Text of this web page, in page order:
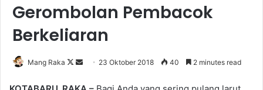
Gerombolan Pembacok
Berkeliaran
Mang Raka
Follow
Send 23 Oktober 2018 40 2 minutes read